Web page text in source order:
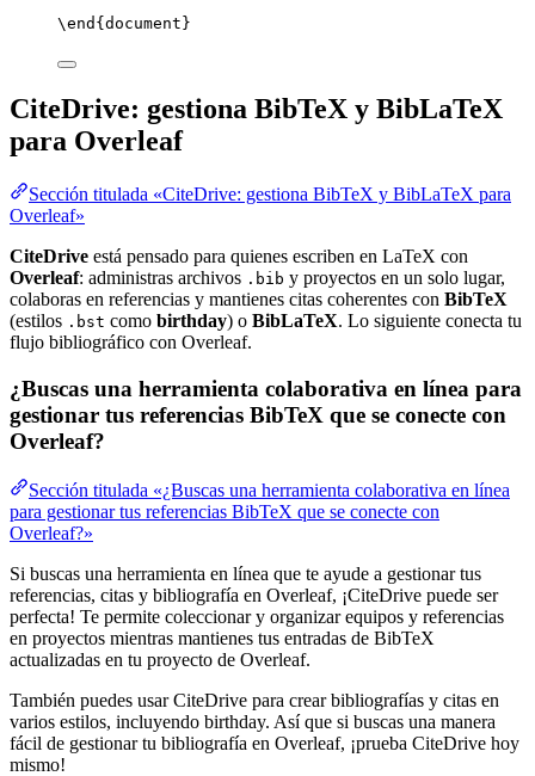
\end { document }
CiteDrive: gestiona BibTeX y BibLaTeX
para Overleaf
Sección titulada «CiteDrive: gestiona BibTeX y BibLaTeX para
Overleaf»
CiteDrive está pensado para quienes escriben en LaTeX con
Overleaf: administras archivos .bib y proyectos en un solo lugar,
colaboras en referencias y mantienes citas coherentes con BibTeX
(estilos .bst como birthday) o BibLaTeX. Lo siguiente conecta tu
flujo bibliográfico con Overleaf.
¿Buscas una herramienta colaborativa en línea para
gestionar tus referencias BibTeX que se conecte con
Overleaf?
Sección titulada «¿Buscas una herramienta colaborativa en línea
para gestionar tus referencias BibTeX que se conecte con
Overleaf?»
Si buscas una herramienta en línea que te ayude a gestionar tus
referencias, citas y bibliografía en Overleaf, ¡CiteDrive puede ser
perfecta! Te permite coleccionar y organizar equipos y referencias
en proyectos mientras mantienes tus entradas de BibTeX
actualizadas en tu proyecto de Overleaf.
También puedes usar CiteDrive para crear bibliografías y citas en
varios estilos, incluyendo birthday. Así que si buscas una manera
fácil de gestionar tu bibliografía en Overleaf, ¡prueba CiteDrive hoy
mismo!